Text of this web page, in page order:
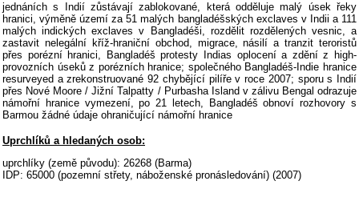
jednáních s Indií zůstávají zablokované, která odděluje malý úsek řeky
hranici, výměně území za 51 malých bangladéšských exclaves v Indii a 111
malých indických exclaves v Bangladéši, rozdělit rozdělených vesnic, a
zastavit nelegální kříž-hraniční obchod, migrace, násilí a tranzit teroristů
přes porézní hranici, Bangladéš protesty Indias oplocení a zdění z high-
provozních úseků z porézních hranice; společného Bangladéš-Indie hranice
resurveyed a zrekonstruované 92 chybějící pilíře v roce 2007; sporu s Indií
přes Nové Moore / Jižní Talpatty / Purbasha Island v zálivu Bengal odrazuje
námořní hranice vymezení, po 21 letech, Bangladéš obnoví rozhovory s
Barmou žádné údaje ohraničující námořní hranice
Uprchlíků a hledaných osob:
uprchlíky (země původu): 26268 (Barma)
IDP: 65000 (pozemní střety, náboženské pronásledování) (2007)